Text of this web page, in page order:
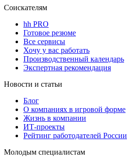
Соискателям
hh PRO
Готовое резюме
Все сервисы
Хочу у вас работать
Производственный календарь
Экспертная рекомендация
Новости и статьи
Блог
О компаниях в игровой форме
Жизнь в компании
ИТ-проекты
Рейтинг работодателей России
Молодым специалистам